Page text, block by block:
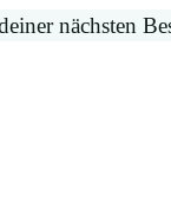
nächsten